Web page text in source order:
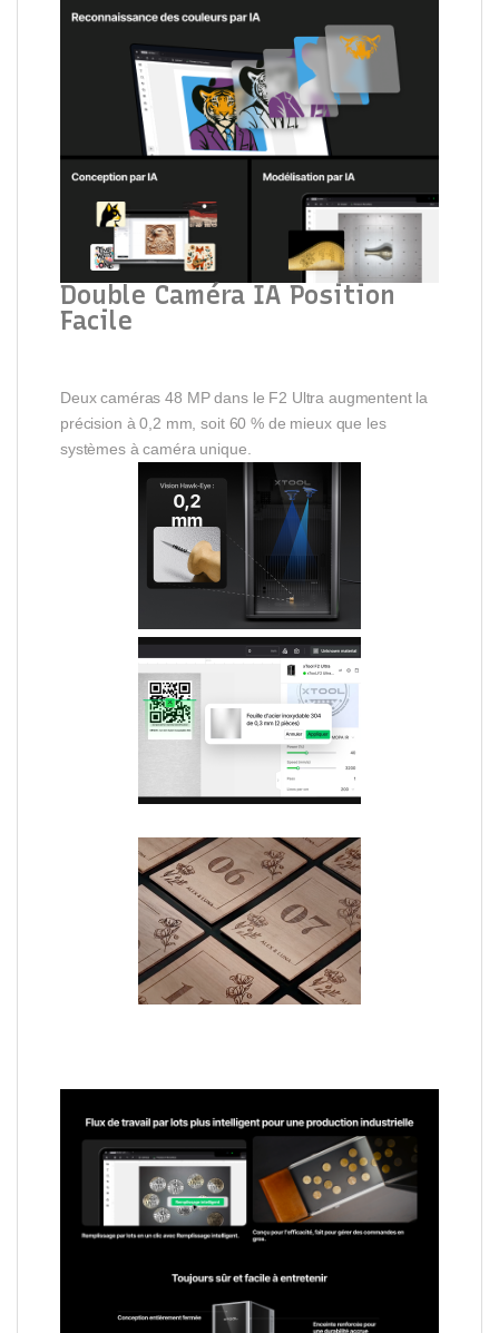
Double Caméra IA Position
Facile
Deux caméras 48 MP dans le F2 Ultra augmentent la
précision à 0,2 mm, soit 60 % de mieux que les
systèmes à caméra unique.